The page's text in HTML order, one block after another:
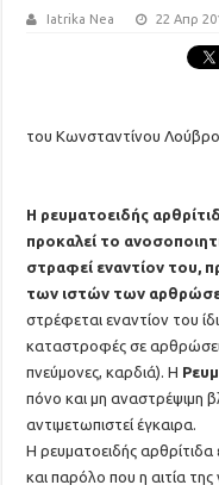
Iatrika Nea 22 Απρ
του Κωνσταντίνου
Η ρευματοειδής
προκαλεί το
στραφεί εναντίον του,
των ιστών των
στρέφεται εναντίον του
καταστροφές σε
πνεύμονες, καρδιά). Η
πόνο και μη
αντιμετωπιστεί έγκαιρα.
Η ρευματοειδής αρθρίτιδα
και παρόλο που η αιτία